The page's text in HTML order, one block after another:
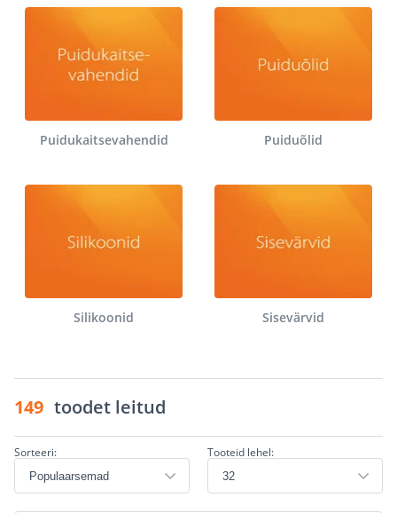
Puidukaitsevahendid Puiduõlid
Silikoonid Sisevärvid
149 toodet leitud
Sorteeri: Tooteid lehel: